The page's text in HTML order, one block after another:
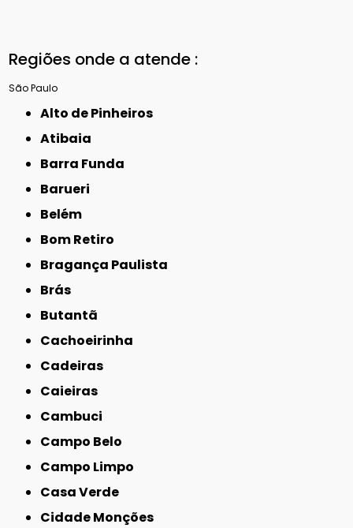
Regiões onde a atende :
São Paulo
Alto de Pinheiros
Atibaia
Barra Funda
Barueri
Belém
Bom Retiro
Bragança Paulista
Brás
Butantã
Cachoeirinha
Cadeiras
Caieiras
Cambuci
Campo Belo
Campo Limpo
Casa Verde
Cidade Monções